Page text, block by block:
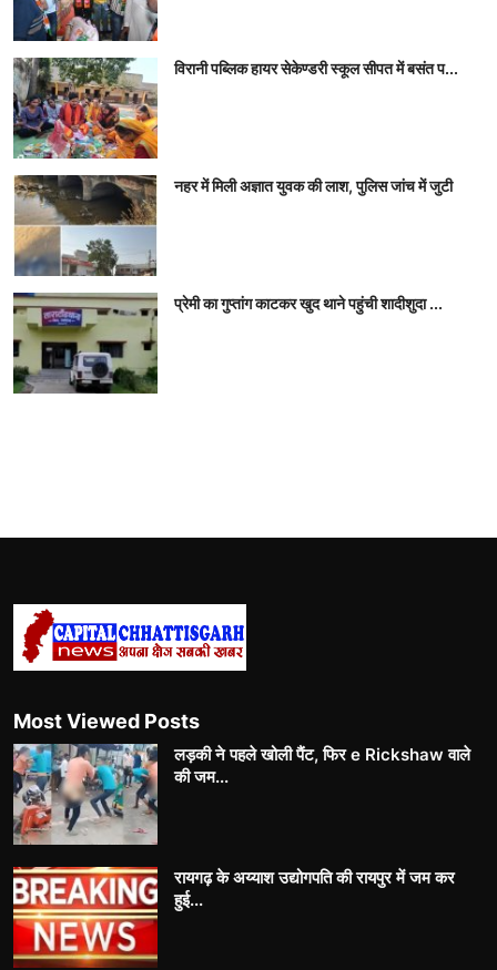
विरानी पब्लिक हायर सेकेण्डरी स्कूल सीपत में बसंत प...
नहर में मिली अज्ञात युवक की लाश, पुलिस जांच में जुटी
प्रेमी का गुप्तांग काटकर खुद थाने पहुंची शादीशुदा ...
Most Viewed Posts
लड़की ने पहले खोली पैंट, फिर e Rickshaw वाले
की जम...
रायगढ़ के अय्याश उद्योगपति की रायपुर में जम कर
हुई...